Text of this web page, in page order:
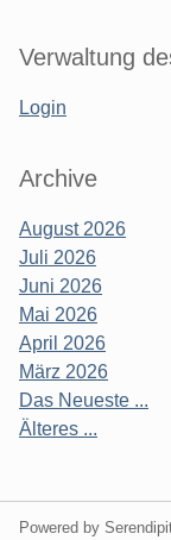
Verwaltung
Login
Archive
August 2026
Juli 2026
Juni 2026
Mai 2026
April 2026
März 2026
Das Neueste ...
Älteres ...
Powered by